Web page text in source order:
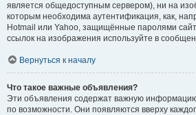
является общедоступным сервером), ни на
которым необходима аутентификация, как,
Hotmail или Yahoo, защищённые паролями
ссылок на изображения используйте в
Вернуться к началу
Что такое важные объявления?
Эти объявления содержат важную
по возможности. Они появляются вверху